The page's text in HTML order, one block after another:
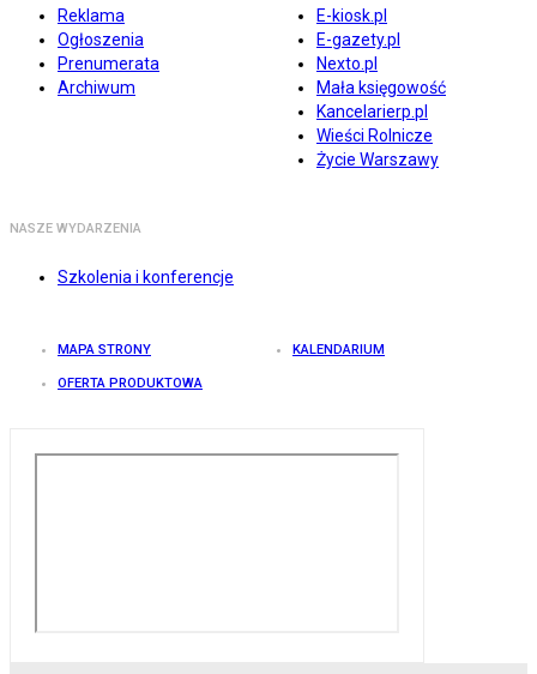
Reklama
Ogłoszenia
Prenumerata
Archiwum
E-kiosk.pl
E-gazety.pl
Nexto.pl
Mała księgowość
Kancelarierp.pl
Wieści Rolnicze
Życie Warszawy
NASZE WYDARZENIA
Szkolenia i konferencje
MAPA STRONY KALENDARIUM
OFERTA PRODUKTOWA